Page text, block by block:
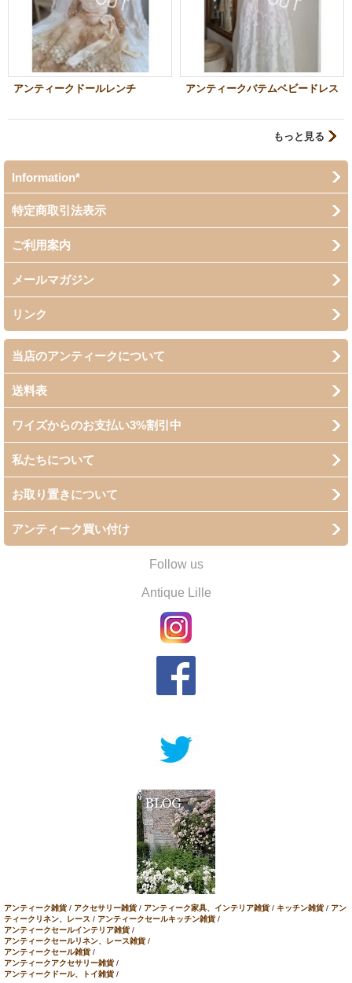
アンティークドールレンチ アンティークバテムベビードレス
もっと見る
Information*
特定商取引法表示
ご利用案内
メールマガジン
リンク
当店のアンティークについて
送料表
ワイズからのお支払い3%割引中
私たちについて
お取り置きについて
アンティーク買い付け
Follow us
Antique Lille
アンティーク雑貨 / アクセサリー雑貨 / アンティーク家具、インテリア雑貨 / キッチン雑貨 / アン
ティークリネン、レース / アンティークセールキッチン雑貨 /
アンティークセールインテリア雑貨 /
アンティークセールリネン、レース雑貨 /
アンティークセール雑貨 /
アンティークアクセサリー雑貨 /
アンティークドール、トイ雑貨 /